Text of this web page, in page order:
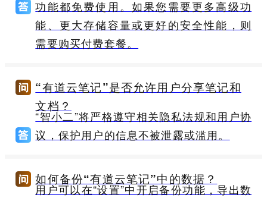
功能都免费使用。如果您需要更多高级功
能、更大存储容量或更好的安全性能，则
需要购买付费套餐。
“有道云笔记”是否允许用户分享笔记和
文档？
“智小二”将严格遵守相关隐私法规和用户协
议，保护用户的信息不被泄露或滥用。
如何备份“有道云笔记”中的数据？
用户可以在“设置”中开启备份功能，导出数